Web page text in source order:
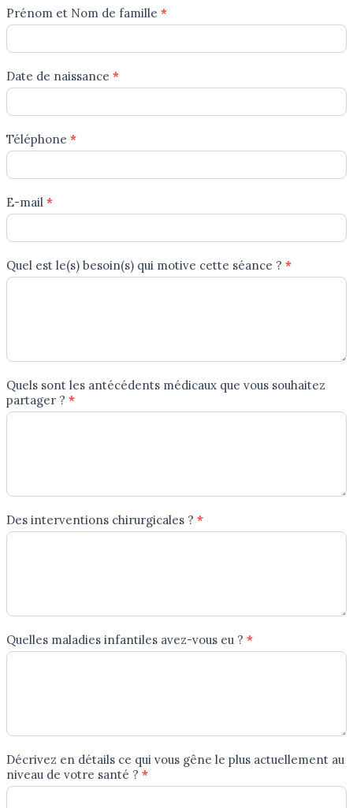
Questionnaire
préparatoire
Prénom et Nom de famille *
Date de naissance *
Téléphone *
E-mail *
Quel est le(s) besoin(s) qui motive cette séance ? *
Quels sont les antécédents médicaux que vous souhaitez
partager ? *
Des interventions chirurgicales ? *
Quelles maladies infantiles avez-vous eu ? *
Décrivez en détails ce qui vous gêne le plus actuellement au
niveau de votre santé ? *